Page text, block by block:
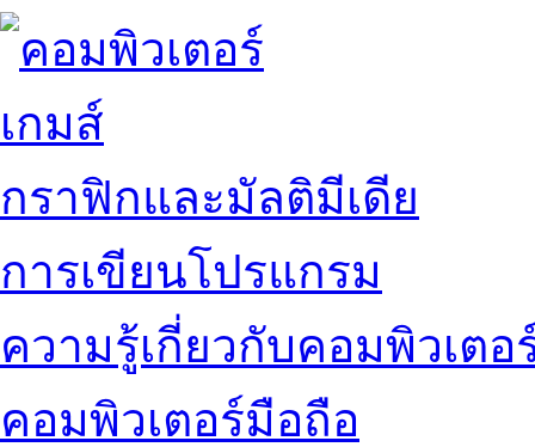
เกมส์
กราฟิกและมัลติมีเดีย
การเขียนโปรแกรม
ความรู้เกี่ยวกับคอมพิวเตอ
คอมพิวเตอร์มือถือ